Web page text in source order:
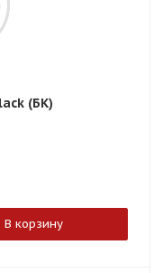
(БК)
В корзину